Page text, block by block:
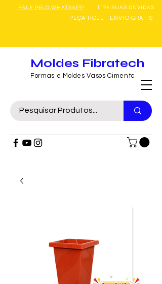
FALE PELO WHATSAPP TIRE SUAS DÚVIDAS
PEÇA HOJE - ENVIO GRÁTIS
Formas e Moldes Vasos Cimento
Moldes Fibratech